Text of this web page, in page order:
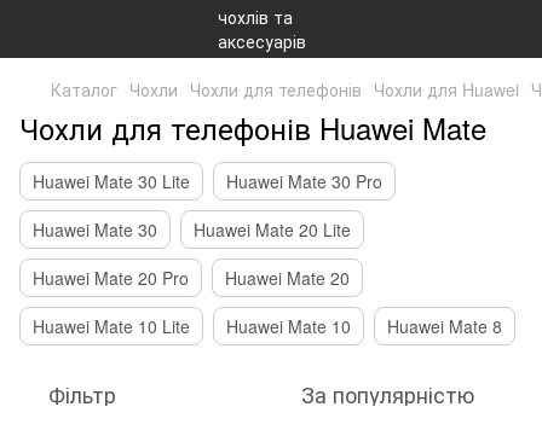
Каталог Чохли Чохли для телефонів Чохли для Huawei
Чохли для телефонів Huawei Mate
Huawei Mate 30 Lite
Huawei Mate 30 Pro
Huawei Mate 30
Huawei Mate 20 Lite
Huawei Mate 20 Pro
Huawei Mate 20
Huawei Mate 10 Lite
Huawei Mate 10 Huawei Mate 8
Фільтр За популярністю